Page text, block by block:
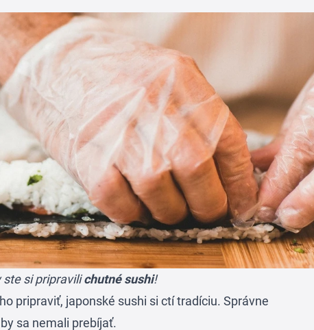
si pripravilichutné sushi!
pripraviť, japonské sushi si ctí tradíciu. Správne
sa nemali prebíjať.